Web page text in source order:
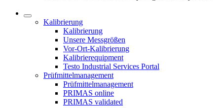
Kalibrierung
Kalibrierung
Unsere Messgrößen
Vor-Ort-Kalibrierung
Kalibrierequipment
Testo Industrial Services Portal
Prüfmittelmanagement
Prüfmittelmanagement
PRIMAS online
PRIMAS validated